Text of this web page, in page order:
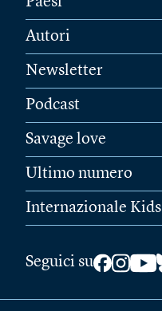
Autori
Newsletter
Podcast
Savage love
Ultimo numero
Internazionale Kids
Seguici su